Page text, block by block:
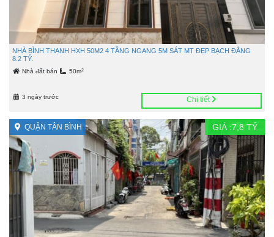
NHÀ BÌNH THẠNH HXH 50M2 4 TẦNG NGANG 5M SÁT MT ĐẸP BẠCH ĐẰNG
8.2 TỶ.
Nhà đất bán 50m2
3 ngày trước Chi tiết
QUẬN TÂN BÌNH GIÁ :7,8 TỶ